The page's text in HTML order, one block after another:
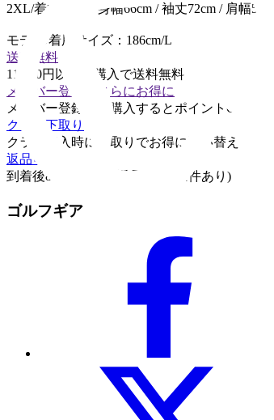
2XL/着丈82cm / 身幅66cm / 袖丈72cm / 肩幅51cm
モデル/着用サイズ：186cm/L
送料無料
11,000円以上の購入で送料無料
メンバー登録でさらにお得に
メンバー登録して購入するとポイントGET
クラブ下取り
クラブ購入時に下取りでお得に買い替え
返品可能
到着後8日以内なら返品可能 (条件あり)
ゴルフギア